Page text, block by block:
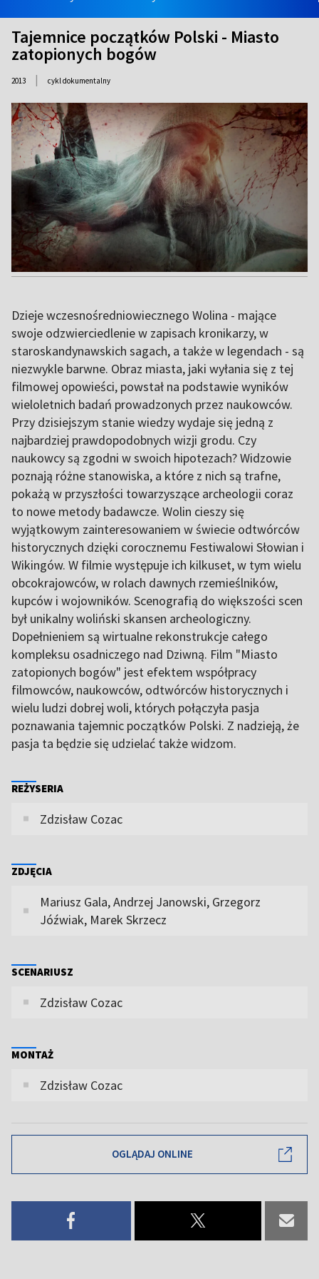
Tajemnice początków Polski - Miasto
zatopionych bogów
2013 | cykl dokumentalny
Dzieje wczesnośredniowiecznego Wolina - mające
swoje odzwierciedlenie w zapisach kronikarzy, w
staroskandynawskich sagach, a także w legendach - są
niezwykle barwne. Obraz miasta, jaki wyłania się z tej
filmowej opowieści, powstał na podstawie wyników
wieloletnich badań prowadzonych przez naukowców.
Przy dzisiejszym stanie wiedzy wydaje się jedną z
najbardziej prawdopodobnych wizji grodu. Czy
naukowcy są zgodni w swoich hipotezach? Widzowie
poznają różne stanowiska, a które z nich są trafne,
pokażą w przyszłości towarzyszące archeologii coraz
to nowe metody badawcze. Wolin cieszy się
wyjątkowym zainteresowaniem w świecie odtwórców
historycznych dzięki corocznemu Festiwalowi Słowian i
Wikingów. W filmie występuje ich kilkuset, w tym wielu
obcokrajowców, w rolach dawnych rzemieślników,
kupców i wojowników. Scenografią do większości scen
był unikalny woliński skansen archeologiczny.
Dopełnieniem są wirtualne rekonstrukcje całego
kompleksu osadniczego nad Dziwną. Film "Miasto
zatopionych bogów" jest efektem współpracy
filmowców, naukowców, odtwórców historycznych i
wielu ludzi dobrej woli, których połączyła pasja
poznawania tajemnic początków Polski. Z nadzieją, że
pasja ta będzie się udzielać także widzom.
REŻYSERIA
Zdzisław Cozac
ZDJĘCIA
Mariusz Gala, Andrzej Janowski, Grzegorz
Jóźwiak, Marek Skrzecz
SCENARIUSZ
Zdzisław Cozac
MONTAŻ
Zdzisław Cozac
OGLĄDAJ ONLINE